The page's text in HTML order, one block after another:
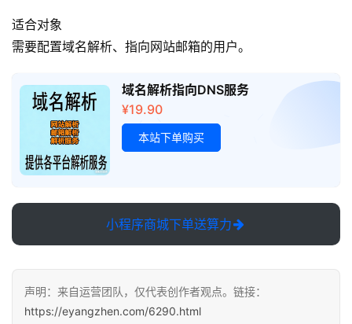
录
验
软
应
服
务
项
适合对象
需要配置域名解析、指向网站邮箱的用户。
域名解析指向DNS服务
¥19.90
本站下单购买
小程序商城下单送算力
声明：来自运营团队，仅代表创作者观点。链接：
https://eyangzhen.com/6290.html